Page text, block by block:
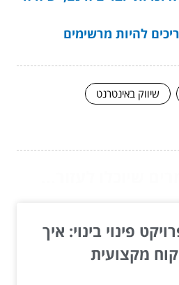
להיות מרשימים
שיווק באינטרנט
פינוי בינוי: איך
מקצועית